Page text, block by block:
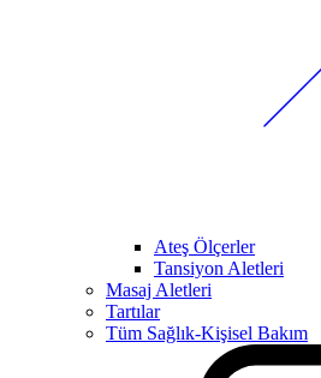
Ateş Ölçerler
Tansiyon Aletleri
Masaj Aletleri
Tartılar
Tüm Sağlık-Kişisel Bakım